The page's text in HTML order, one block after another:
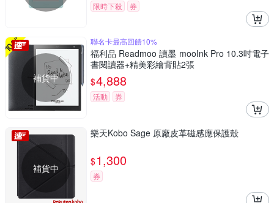
限時下殺
券
補貨中
聯名卡最高回饋10%
福利品 Readmoo 讀墨 mooInk Pro 10.3吋電子
書閱讀器+精美彩繪背貼2張
$4,888
活動 券
補貨中
樂天Kobo Sage 原廠皮革磁感應保護殼
$1,300
券